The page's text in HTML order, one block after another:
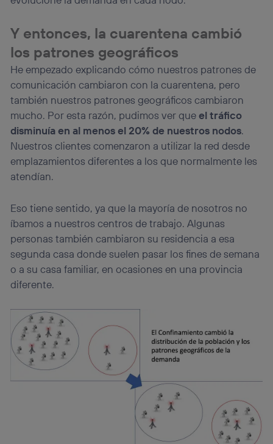
Y entonces, la cuarentena cambió
los patrones geográficos
He empezado explicando cómo nuestros patrones de
comunicación cambiaron con la cuarentena, pero
también nuestros patrones geográficos cambiaron
mucho. Por esta razón, pudimos ver queel tráfico
disminuía en al menos el 20% de nuestros nodos.
Nuestros clientes comenzaron a utilizar la red desde
emplazamientos diferentes a los que normalmente les
atendían.
Eso tiene sentido, ya que la mayoría de nosotros no
íbamos a nuestros centros de trabajo. Algunas
personas también cambiaron su residencia a esa
segunda casa donde suelen pasar los fines de semana
o a su casa familiar, en ocasiones en una provincia
diferente.